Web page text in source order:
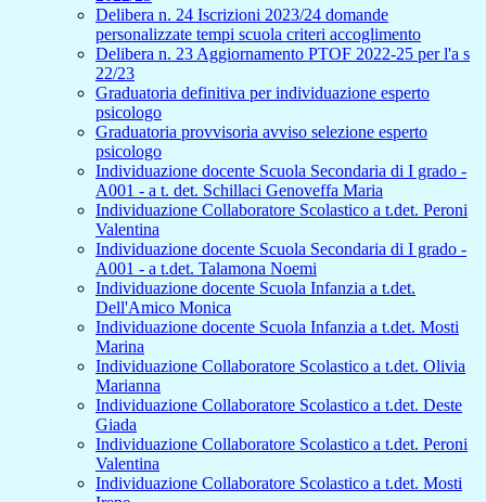
Delibera n. 24 Iscrizioni 2023/24 domande
personalizzate tempi scuola criteri accoglimento
Delibera n. 23 Aggiornamento PTOF 2022-25 per l'a s
22/23
Graduatoria definitiva per individuazione esperto
psicologo
Graduatoria provvisoria avviso selezione esperto
psicologo
Individuazione docente Scuola Secondaria di I grado -
A001 - a t. det. Schillaci Genoveffa Maria
Individuazione Collaboratore Scolastico a t.det. Peroni
Valentina
Individuazione docente Scuola Secondaria di I grado -
A001 - a t.det. Talamona Noemi
Individuazione docente Scuola Infanzia a t.det.
Dell'Amico Monica
Individuazione docente Scuola Infanzia a t.det. Mosti
Marina
Individuazione Collaboratore Scolastico a t.det. Olivia
Marianna
Individuazione Collaboratore Scolastico a t.det. Deste
Giada
Individuazione Collaboratore Scolastico a t.det. Peroni
Valentina
Individuazione Collaboratore Scolastico a t.det. Mosti